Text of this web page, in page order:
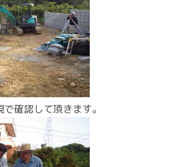
確認して頂きます。